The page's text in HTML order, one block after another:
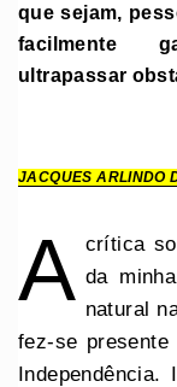
que sejam,
facilmente
ultrapassar
JACQUES ARLINDO
A crítica
da
natural
fez-se